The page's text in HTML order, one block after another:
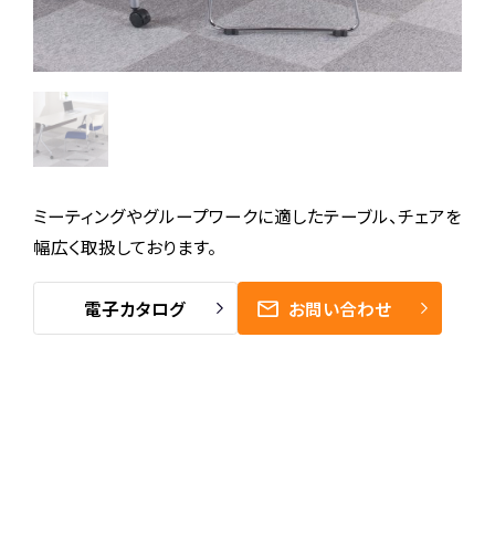
ミーティングやグループワークに適したテーブル、チェアを
幅広く取扱しております。
電子カタログ お問い合わせ